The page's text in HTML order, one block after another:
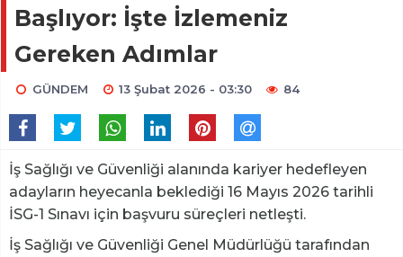
Başlıyor: İşte İzlemeniz
Gereken Adımlar
GÜNDEM 13 Şubat 2026 - 03:30 84
İş Sağlığı ve Güvenliği alanında kariyer hedefleyen
adayların heyecanla beklediği 16 Mayıs 2026 tarihli
İSG-1 Sınavı için başvuru süreçleri netleşti.
İş Sağlığı ve Güvenliği Genel Müdürlüğü tarafından